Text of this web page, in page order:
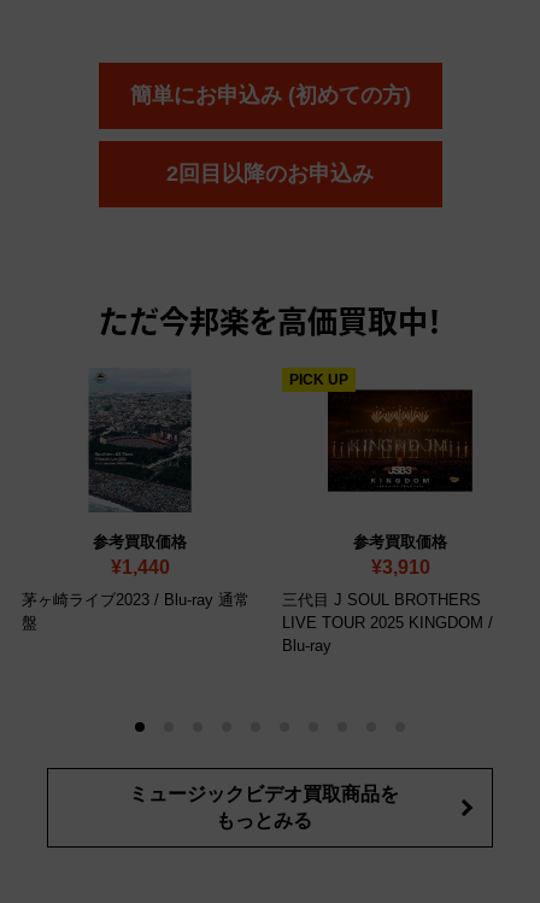
簡単にお申込み (初めての方)
2回目以降のお申込み
ただ今邦楽を高価買取中！
参考買取価格
¥1,440
茅ヶ崎ライブ2023 / Blu-ray 通常
盤
参考買取価格
¥3,910
PICK UP
三代目 J SOUL BROTHERS
LIVE TOUR 2025 KINGDOM /
Blu-ray
ミュージックビデオ買取商品を
もっとみる